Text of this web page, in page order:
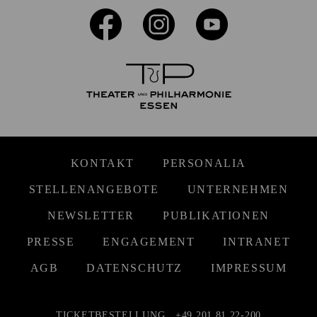
KONTAKT PERSONALIA
STELLENANGEBOTE UNTERNEHMEN
NEWSLETTER PUBLIKATIONEN
PRESSE ENGAGEMENT INTRANET
AGB DATENSCHUTZ IMPRESSUM